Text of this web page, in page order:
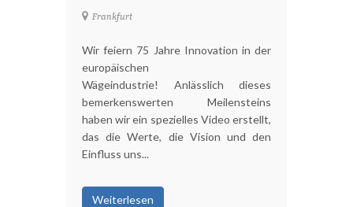
Frankfurt
Wir feiern 75 Jahre Innovation in der
europäischen
Wägeindustrie! Anlässlich dieses
bemerkenswerten Meilensteins
haben wir ein spezielles Video erstellt,
das die Werte, die Vision und den
Einfluss uns...
Weiterlesen